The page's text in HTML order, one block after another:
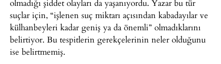
olmadığı şiddet olayları da yaşanıyordu. Yazar bu tür
suçlar için, “işlenen suç miktarı açısından kabadayılar ve
külhanbeyleri kadar geniş ya da önemli” olmadıklarını
belirtiyor. Bu tespitlerin gerekçelerinin neler olduğunu
ise belirtmemiş.